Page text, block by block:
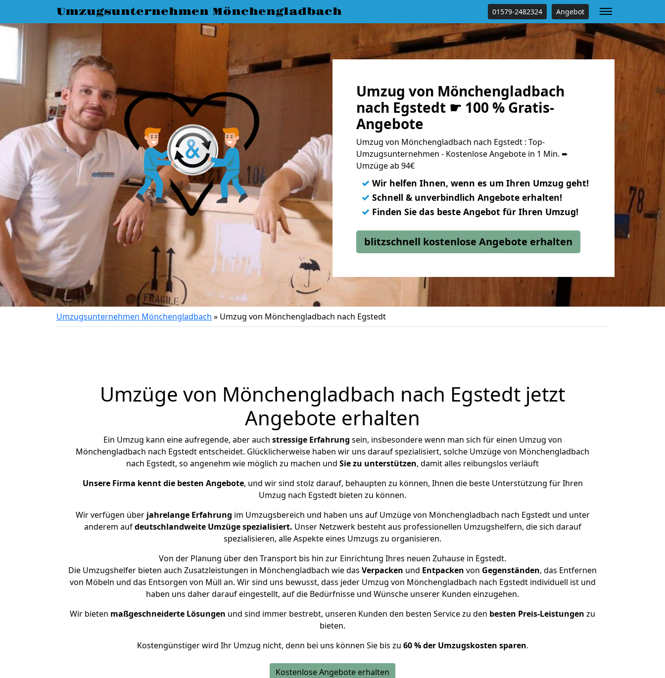
Umzugsunternehmen Mönchengladbach 01579-2482324 Angebot
Umzug von Mönchengladbach
nach Egstedt ☛ 100 % Gratis-
Angebote
Umzug von Mönchengladbach nach Egstedt : Top-
Umzugsunternehmen - Kostenlose Angebote in 1 Min. ➨
Umzüge ab 94€
✓ Wir helfen Ihnen, wenn es um Ihren Umzug geht!
✓ Schnell & unverbindlich Angebote erhalten!
✓ Finden Sie das beste Angebot für Ihren Umzug!
blitzschnell kostenlose Angebote erhalten
Umzugsunternehmen Mönchengladbach » Umzug von Mönchengladbach nach Egstedt
Umzüge von Mönchengladbach nach Egstedt jetzt
Angebote erhalten
Ein Umzug kann eine aufregende, aber auch stressige Erfahrung sein, insbesondere wenn man sich für einen Umzug von
Mönchengladbach nach Egstedt entscheidet. Glücklicherweise haben wir uns darauf spezialisiert, solche Umzüge von Mönchengladbach
nach Egstedt, so angenehm wie möglich zu machen und Sie zu unterstützen, damit alles reibungslos verläuft
Unsere Firma kennt die besten Angebote, und wir sind stolz darauf, behaupten zu können, Ihnen die beste Unterstützung für Ihren
Umzug nach Egstedt bieten zu können.
Wir verfügen überjahrelange Erfahrung im Umzugsbereich und haben uns auf Umzüge von Mönchengladbach nach Egstedt und unter
anderem aufdeutschlandweite Umzüge spezialisiert. Unser Netzwerk besteht aus professionellen Umzugshelfern, die sich darauf
spezialisieren, alle Aspekte eines Umzugs zu organisieren.
Von der Planung über den Transport bis hin zur Einrichtung Ihres neuen Zuhause in Egstedt.
Die Umzugshelfer bieten auch Zusatzleistungen in Mönchengladbach wie das Verpacken und Entpacken von Gegenständen, das Entfernen
von Möbeln und das Entsorgen von Müll an. Wir sind uns bewusst, dass jeder Umzug von Mönchengladbach nach Egstedt individuell ist und
haben uns daher darauf eingestellt, auf die Bedürfnisse und Wünsche unserer Kunden einzugehen.
Wir bieten maßgeschneiderte Lösungen und sind immer bestrebt, unseren Kunden den besten Service zu den besten Preis-Leistungen zu
bieten.
Kostengünstiger wird Ihr Umzug nicht, denn bei uns können Sie bis zu 60 % der Umzugskosten sparen.
Kostenlose Angebote erhalten